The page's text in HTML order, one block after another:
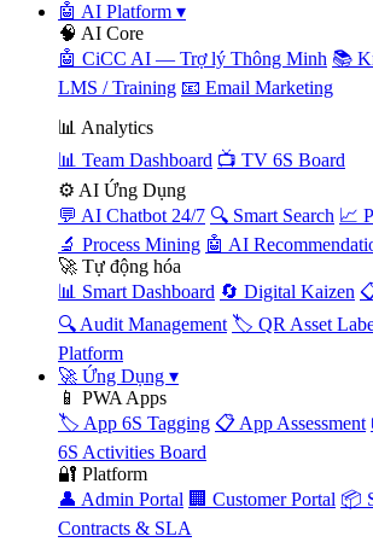
🤖 AI Platform ▾
🧠 AI Core
🤖 CiCC AI — Trợ lý Thông Minh 📚
LMS / Training 📧 Email Marketing
📊 Analytics
📊 Team Dashboard 📺 TV 6S Board
⚙️ AI Ứng Dụng
💬 AI Chatbot 24/7 🔍 Smart Search 📈
🔬 Process Mining 🤖 AI
🚀 Tự động hóa
📊 Smart Dashboard 🔄 Digital Kaizen
🔍 Audit Management 🏷️ QR Asset
Platform
🚀 Ứng Dụng ▾
📱 PWA Apps
🏷️ App 6S Tagging 📋 App Assessment
6S Activities Board
🔐 Platform
👤 Admin Portal 🏢 Customer Portal 📦
Contracts & SLA